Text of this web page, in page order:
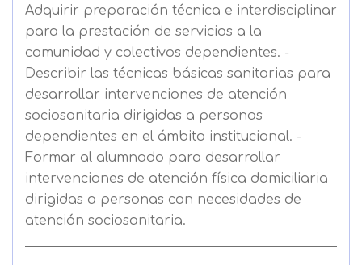
Adquirir preparación técnica e interdisciplinar
para la prestación de servicios a la
comunidad y colectivos dependientes. -
Describir las técnicas básicas sanitarias para
desarrollar intervenciones de atención
sociosanitaria dirigidas a personas
dependientes en el ámbito institucional. -
Formar al alumnado para desarrollar
intervenciones de atención física domiciliaria
dirigidas a personas con necesidades de
atención sociosanitaria.